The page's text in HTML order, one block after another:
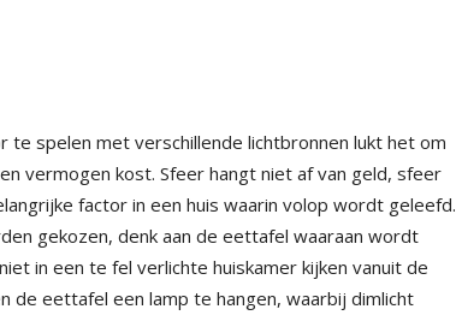
spelen met verschillende lichtbronnen lukt het om
vermogen kost. Sfeer hangt niet af van geld, sfeer
factor in een huis waarin volop wordt geleefd.
gekozen, denk aan de eettafel waaraan wordt
in een te fel verlichte huiskamer kijken vanuit de
de eettafel een lamp te hangen, waarbij dimlicht